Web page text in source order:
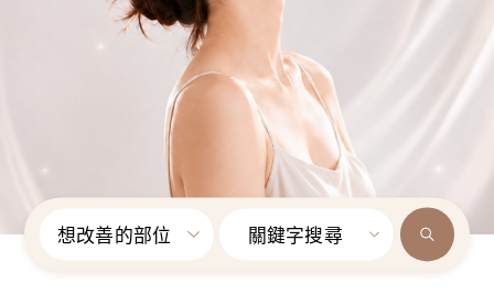
想改善的部位 關鍵字搜尋